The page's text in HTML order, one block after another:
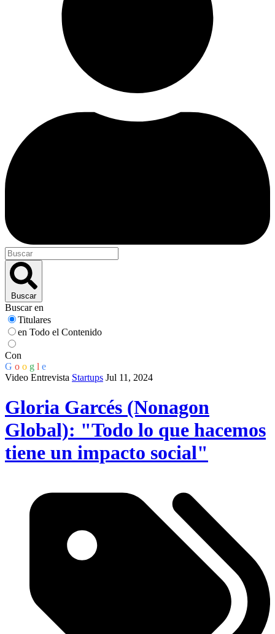
Buscar
Buscar en
Titulares
en Todo el Contenido
Con
G o o g l e
Video Entrevista Startups Jul 11, 2024
Gloria Garcés (Nonagon
Global): "Todo lo que hacemos
tiene un impacto social"